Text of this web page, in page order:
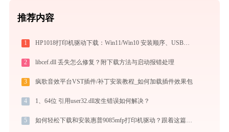
推荐内容
1 HP1018打印机驱动下载：Win11/Win10 安装顺序、USB无响应与打印首选项缺失处理_20260410155929_05
2 libcef.dll 丢失怎么修复？附下载方法与启动报错处理
3 疯歌音效平台VST插件/补丁安装教程_如何加载插件效果包
4 1、64位 引用user32.dll发生错误如何解决？
5 如何轻松下载和安装惠普9085mfp打印机驱动？跟着这篇指南走